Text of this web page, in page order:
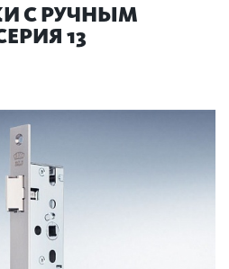
С РУЧНЫМ
13